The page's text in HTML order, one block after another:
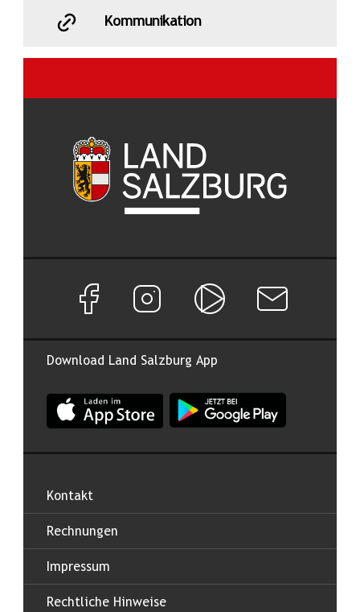
Kommunikation
Download Land Salzburg App
App Land Salzburg im Apple App Store
App Land Salzburg im
Facebook Seite von Land Salzburg
Instagram Seite von Land Salzburg
Salzburg ONNewsletter
Kontakt
Rechnungen
Impressum
Rechtliche Hinweise